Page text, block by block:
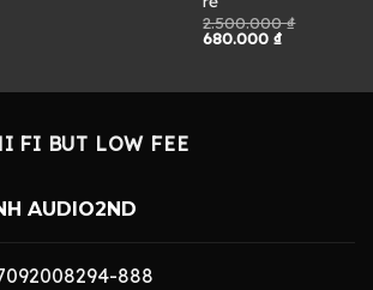
2.500.000₫
Giá
680.000₫Giá
680.000 ₫.
FI BUT LOW FEE
AUDIO2ND
888